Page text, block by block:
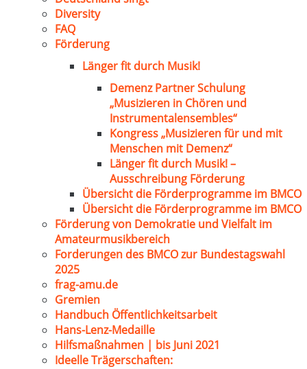
Diversity
FAQ
Förderung
Länger fit durch Musik!
Demenz Partner Schulung
„Musizieren in Chören und
Instrumentalensembles“
Kongress „Musizieren für und mit
Menschen mit Demenz“
Länger fit durch Musik! –
Ausschreibung Förderung
Übersicht die Förderprogramme im BMCO
Übersicht die Förderprogramme im BMCO
Förderung von Demokratie und Vielfalt im
Amateurmusikbereich
Forderungen des BMCO zur Bundestagswahl
2025
frag-amu.de
Gremien
Handbuch Öffentlichkeitsarbeit
Hans-Lenz-Medaille
Hilfsmaßnahmen | bis Juni 2021
Ideelle Trägerschaften: